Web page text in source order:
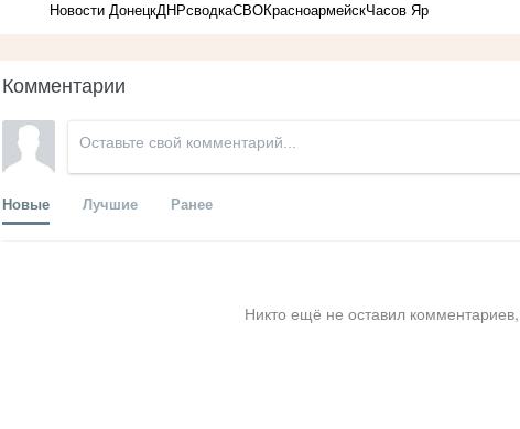
Новости ДонецкДНРсводкаСВОКрасноармейскЧасов Яр
Комментарии
Новые Лучшие Ранее
Никто ещё не оставил